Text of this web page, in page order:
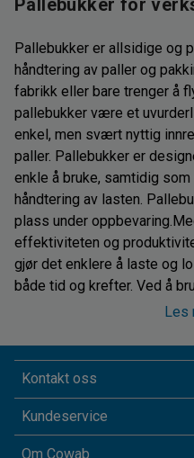
Pallebukker for
Pallebukker er allsidige og
håndtering av paller og
fabrikk eller bare trenger å
pallebukker være et
enkel, men svært nyttig
paller. Pallebukker er
enkle å bruke, samtidig
håndtering av lasten.
plass under
effektiviteten og
gjør det enklere å laste og
både tid og krefter. Ved å
også redusere risikoen for
laster som trenger ekstra
transport.Uansett om du
bruk eller som en fast del
finne det rette utstyret i
erfaring innen lager- og
Les
Kontakt oss
Kundeservice
Om Cowab